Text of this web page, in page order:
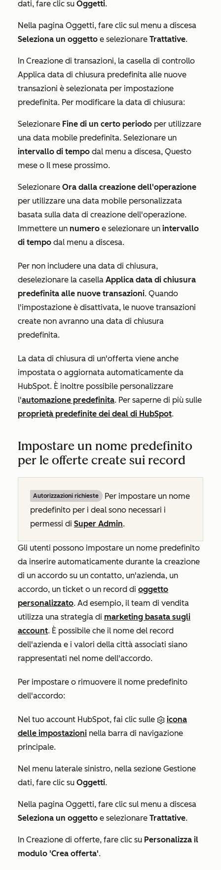
dati, fare clic su Oggetti.
Nella pagina Oggetti, fare clic sul menu a discesa
Seleziona un oggetto e selezionare Trattative.
In Creazione di transazioni, la casella di controllo
Applica data di chiusura predefinita alle nuove
transazioni è selezionata per impostazione
predefinita. Per modificare la data di chiusura:
Selezionare Fine di un certo periodo per utilizzare
una data mobile predefinita. Selezionare un
intervallo di tempo dal menu a discesa, Questo
mese o Il mese prossimo.
Selezionare Ora dalla creazione dell'operazione
per utilizzare una data mobile personalizzata
basata sulla data di creazione dell'operazione.
Immettere un numero e selezionare un intervallo
di tempo dal menu a discesa.
Per non includere una data di chiusura,
deselezionare la casella Applica data di chiusura
predefinita alle nuove transazioni. Quando
l'impostazione è disattivata, le nuove transazioni
create non avranno una data di chiusura
predefinita.
La data di chiusura di un'offerta viene anche
impostata o aggiornata automaticamente da
HubSpot. È inoltre possibile personalizzare
l'automazione predefinita. Per saperne di più sulle
proprietà predefinite dei deal di HubSpot.
Impostare un nome predefinito
per le offerte create sui record
Autorizzazioni richieste
Per impostare un nome
predefinito per i deal sono necessari i
permessi di Super Admin.
Gli utenti possono impostare un nome predefinito
da inserire automaticamente durante la creazione
di un accordo su un contatto, un'azienda, un
accordo, un ticket o un record di oggetto
personalizzato. Ad esempio, il team di vendita
utilizza una strategia di marketing basata sugli
account. È possibile che il nome del record
dell'azienda e i valori della città associati siano
rappresentati nel nome dell'accordo.
Per impostare o rimuovere il nome predefinito
dell'accordo:
Nel tuo account HubSpot, fai clic sulle
icona
delle impostazioni nella barra di navigazione
principale.
Nel menu laterale sinistro, nella sezione Gestione
dati, fare clic su Oggetti.
Nella pagina Oggetti, fare clic sul menu a discesa
Seleziona un oggetto e selezionare Trattative.
In Creazione di offerte, fare clic su Personalizza il
modulo 'Crea offerta'.